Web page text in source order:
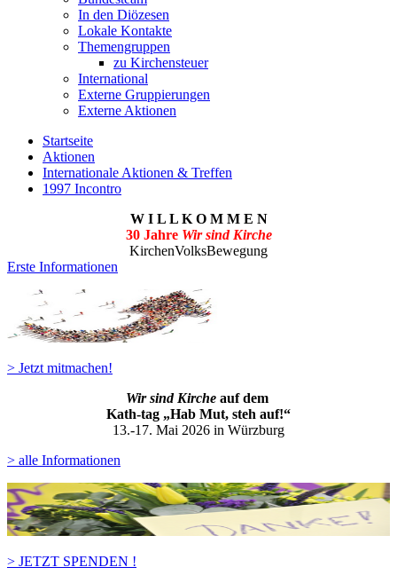
In den Diözesen
Lokale Kontakte
Themengruppen
zu Kirchensteuer
International
Externe Gruppierungen
Externe Aktionen
Startseite
Aktionen
Internationale Aktionen & Treffen
1997 Incontro
W I L L K O M M E N
30 Jahre Wir sind Kirche
KirchenVolksBewegung
Erste Informationen
> Jetzt mitmachen!
Wir sind Kirche auf dem
Kath-tag „Hab Mut, steh auf!“
13.-17. Mai 2026 in Würzburg
> alle Informationen
> JETZT SPENDEN !